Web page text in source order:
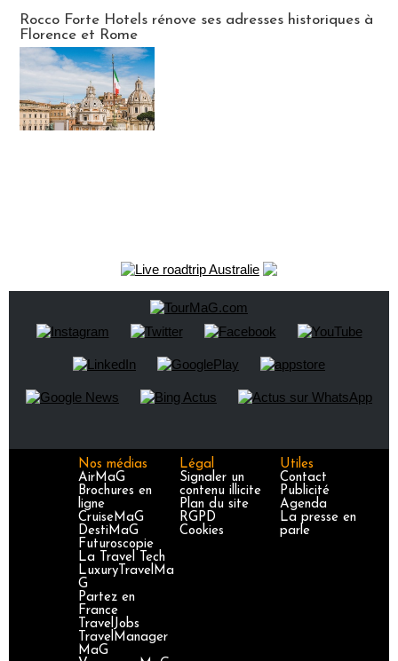
Rocco Forte Hotels rénove ses adresses historiques à
Florence et Rome
Nos médias
AirMaG
Brochures en
ligne
CruiseMaG
DestiMaG
Futuroscopie
La Travel Tech
LuxuryTravelMa
G
Partez en
France
TravelJobs
TravelManager
MaG
Légal
Signaler un
contenu illicite
Plan du site
RGPD
Cookies
Utiles
Contact
Publicité
Agenda
La presse en
parle